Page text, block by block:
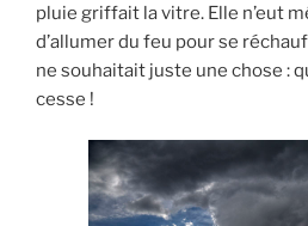
pluie griffait la vitre. Elle n’eut
d’allumer du feu pour se
ne souhaitait juste une chose :
cesse !